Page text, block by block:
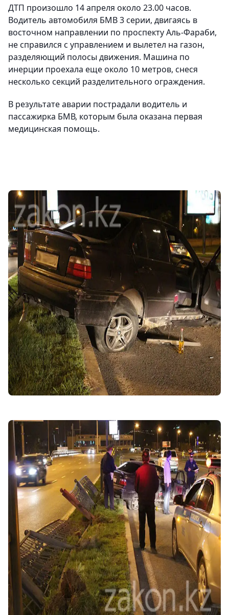
ДТП произошло 14 апреля около 23.00 часов.
Водитель автомобиля БМВ 3 серии, двигаясь в
восточном направлении по проспекту Аль-Фараби,
не справился с управлением и вылетел на газон,
разделяющий полосы движения. Машина по
инерции проехала еще около 10 метров, снеся
несколько секций разделительного ограждения.
В результате аварии пострадали водитель и
пассажирка БМВ, которым была оказана первая
медицинская помощь.